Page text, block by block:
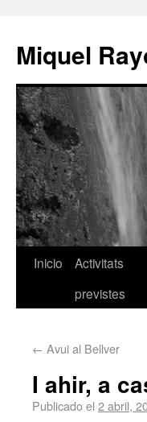
Miquel
Inicio
Activitats
previstes
← Avui al Bellver
I ahir, a
Publicado el 2 abril,